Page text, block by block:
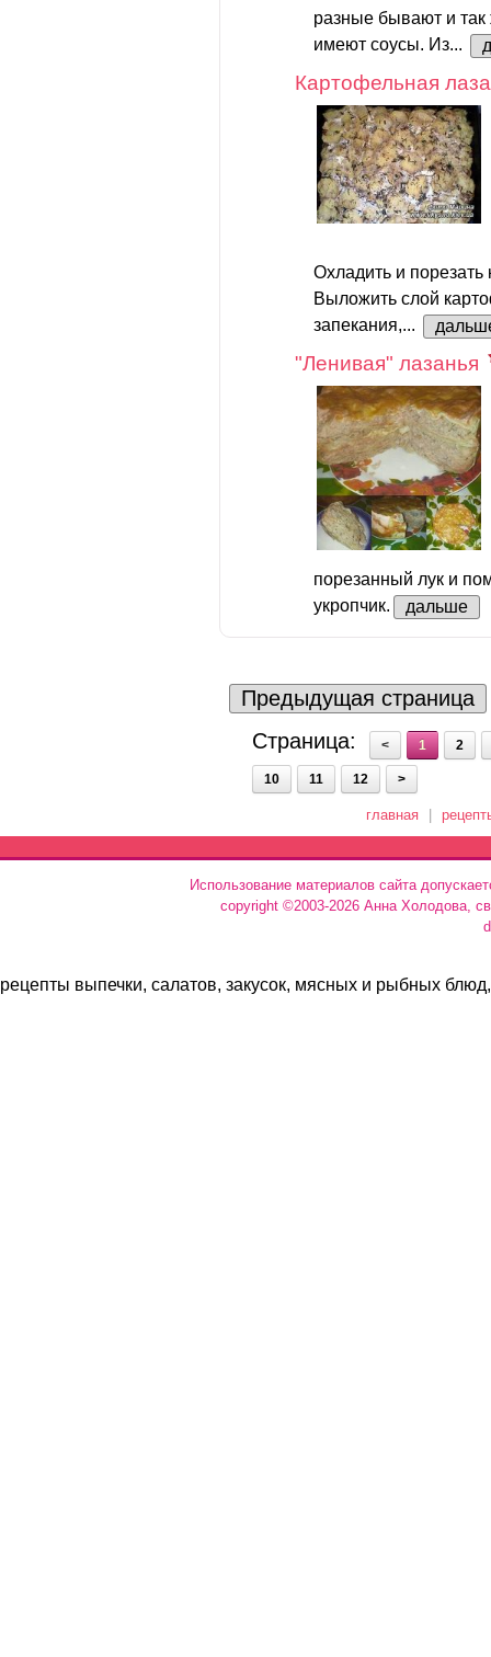
разные бывают и
имеют соусы. Из...
Картофельная
Охладить и порезать
Выложить слой
запекания,...
"Ленивая" лазанья
порезанный лук и
укропчик.
дальше
Предыдущая страница
Страница:
< 1 2
10 11 12 >
главная
Использование материалов сайта
copyright ©2003-2026 Анна Холодова,
рецепты выпечки, салатов, закусок, мясных и рыбных